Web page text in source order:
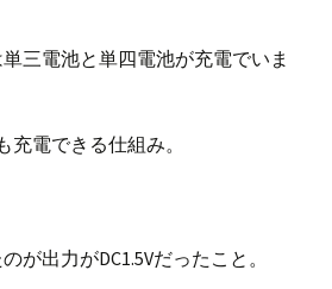
単三電池と単四電池が充電でいま
電できる仕組み。
が出力がDC1.5Vだったこと。